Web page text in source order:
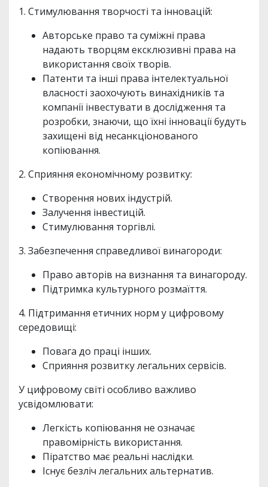
1. Стимулювання творчості та інновацій:
Авторське право та суміжні права
надають творцям ексклюзивні права на
використання своїх творів.
Патенти та інші права інтелектуальної
власності заохочують винахідників та
компанії інвестувати в дослідження та
розробки, знаючи, що їхні інновації будуть
захищені від несанкціонованого
копіювання.
2. Сприяння економічному розвитку:
Створення нових індустрій.
Залучення інвестицій.
Стимулювання торгівлі.
3. Забезпечення справедливої винагороди:
Право авторів на визнання та винагороду.
Підтримка культурного розмаїття.
4. Підтримання етичних норм у цифровому
середовищі:
Повага до праці інших.
Сприяння розвитку легальних сервісів.
У цифровому світі особливо важливо
усвідомлювати:
Легкість копіювання не означає
правомірність використання.
Піратство має реальні наслідки.
Існує безліч легальних альтернатив.